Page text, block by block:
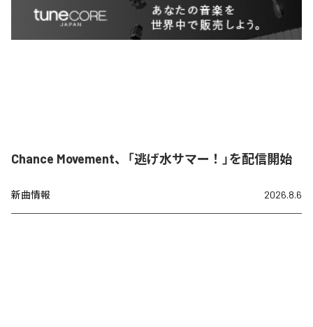
Chance Movement、「逃げ水サマー！」を配信開始
新曲情報 2026.8.6